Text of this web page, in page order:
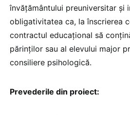
învățământului preuniversitar și
obligativitatea ca, la înscrierea
contractul educațional să
părinților sau al elevului major
consiliere psihologică.
Prevederile din proiect: